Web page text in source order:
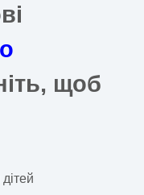
щоб